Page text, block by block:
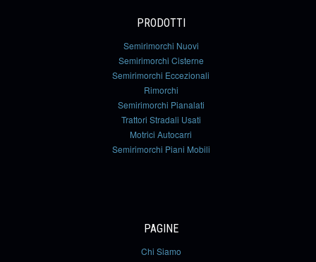
PRODOTTI
Semirimorchi Nuovi
Semirimorchi Cisterne
Semirimorchi Eccezionali
Rimorchi
Semirimorchi Pianalati
Trattori Stradali Usati
Motrici Autocarri
Semirimorchi Piani Mobili
PAGINE
Chi Siamo